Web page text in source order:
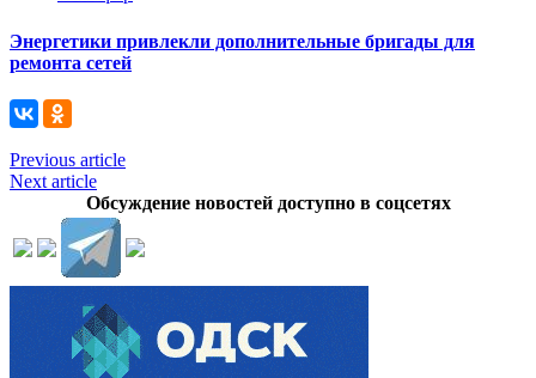
Энергетики привлекли дополнительные бригады для
ремонта сетей
Previous article
Next article
Обсуждение новостей доступно в соцсетях